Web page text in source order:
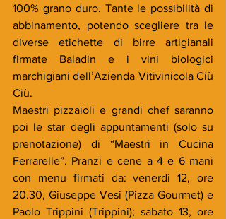
100% grano duro. Tante le possibilità di
abbinamento, potendo scegliere tra le
diverse etichette di birre artigianali
firmate Baladin e i vini biologici
marchigiani dell’Azienda Vitivinicola Ciù
Ciù.
Maestri pizzaioli e grandi chef saranno
poi le star degli appuntamenti (solo su
prenotazione) di “Maestri in Cucina
Ferrarelle”. Pranzi e cene a 4 e 6 mani
con menu firmati da: venerdì 12, ore
20.30, Giuseppe Vesi (Pizza Gourmet) e
Paolo Trippini (Trippini); sabato 13, ore